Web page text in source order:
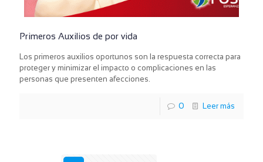
Primeros Auxilios de por vida
Los primeros auxilios oportunos son la respuesta correcta para
proteger y minimizar el impacto o complicaciones en las
personas que presenten afecciones.
0 Leer más